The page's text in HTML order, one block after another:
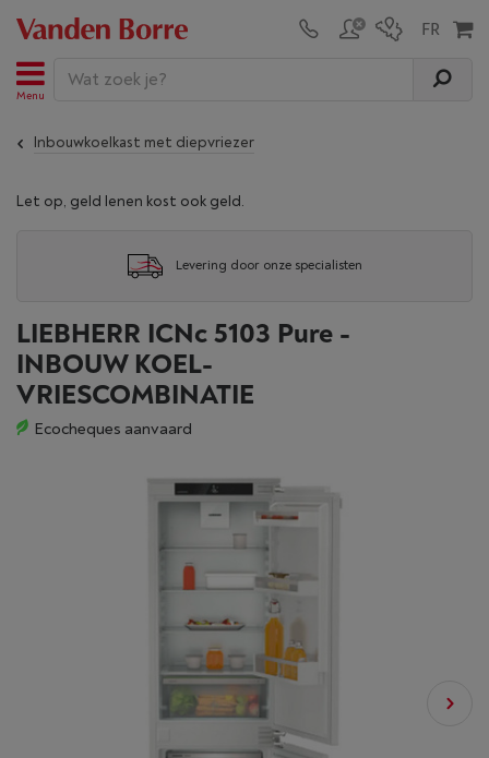
Menu
Inbouwkoelkast met diepvriezer
Let op, geld lenen kost ook geld.
Levering door onze specialisten
LIEBHERR ICNc 5103 Pure -
INBOUW KOEL-
VRIESCOMBINATIE
Ecocheques aanvaard